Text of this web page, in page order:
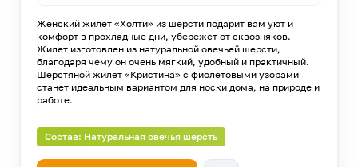
Женский жилет «Холти» из шерсти подарит вам уют и
комфорт в прохладные дни, убережет от сквозняков.
Жилет изготовлен из натуральной овечьей шерсти,
благодаря чему он очень мягкий, удобный и практичный.
Шерстяной жилет «Кристина» с фиолетовыми узорами
станет идеальным вариантом для носки дома, на природе и
работе.
Состав: Натуральная овечья шерсть